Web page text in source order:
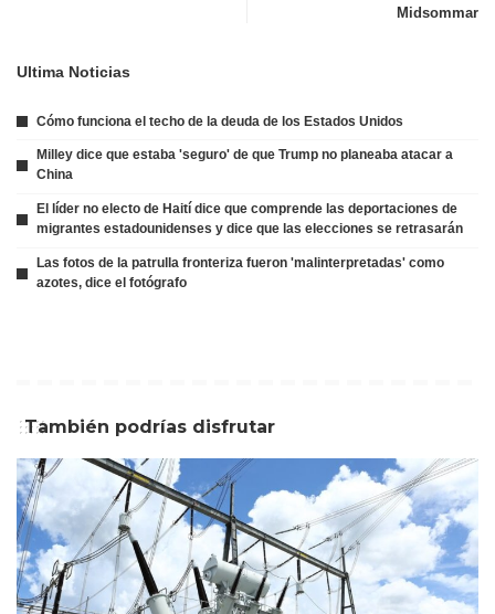
Midsommar
Ultima Noticias
Cómo funciona el techo de la deuda de los Estados Unidos
Milley dice que estaba 'seguro' de que Trump no planeaba atacar a
China
El líder no electo de Haití dice que comprende las deportaciones de
migrantes estadounidenses y dice que las elecciones se retrasarán
Las fotos de la patrulla fronteriza fueron 'malinterpretadas' como
azotes, dice el fotógrafo
También podrías disfrutar